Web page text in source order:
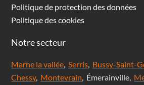
Politique de protection des données
Politique des cookies
Notre secteur
Marne la vallée,Serris, Bussy-Saint-
Chessy, Montevrain, Émerainville,